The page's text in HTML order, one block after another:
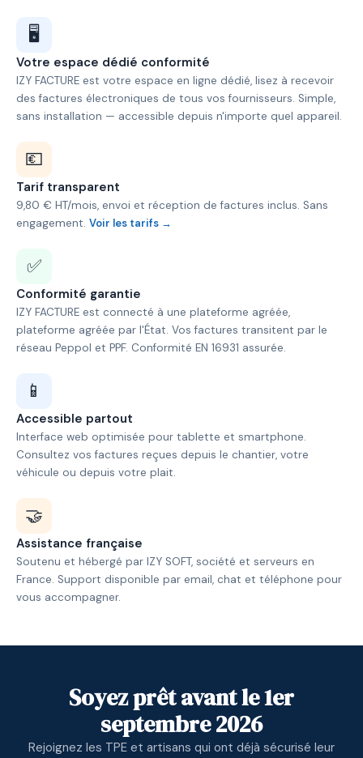
🖥️
Votre espace dédié conformité
IZY FACTURE est votre espace en ligne dédié, lisez à recevoir
des factures électroniques de tous vos fournisseurs. Simple,
sans installation — accessible depuis n'importe quel appareil.
💶
Tarif transparent
9,80 € HT/mois, envoi et réception de factures inclus. Sans
engagement. Voir les tarifs →
✅
Conformité garantie
IZY FACTURE est connecté à une plateforme agréée,
plateforme agréée par l'État. Vos factures transitent par le
réseau Peppol et PPF. Conformité EN 16931 assurée.
📱
Accessible partout
Interface web optimisée pour tablette et smartphone.
Consultez vos factures reçues depuis le chantier, votre
véhicule ou depuis votre plait.
🤝
Assistance française
Soutenu et hébergé par IZY SOFT, société et serveurs en
France. Support disponible par email, chat et téléphone pour
vous accompagner.
Soyez prêt avant le 1er
septembre 2026
Rejoignez les TPE et artisans qui ont déjà sécurisé leur